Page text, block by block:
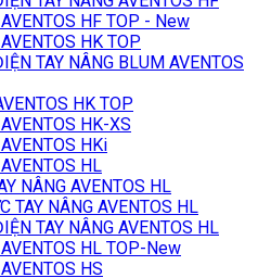
HF TOP - New
HK TOP
TAY NÂNG BLUM AVENTOS
HK TOP
HK-XS
HKi
HL
NÂNG AVENTOS HL
TAY NÂNG AVENTOS HL
TAY NÂNG AVENTOS HL
HL TOP-New
HS